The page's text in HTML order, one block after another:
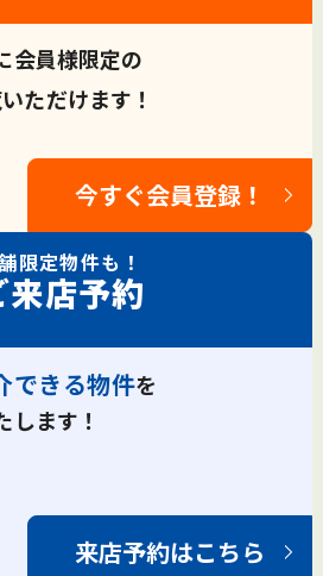
会員様限定の
ただけます！
今すぐ会員登録！
限定物件も！
来店予約
できる物件を
します！
来店予約はこちら